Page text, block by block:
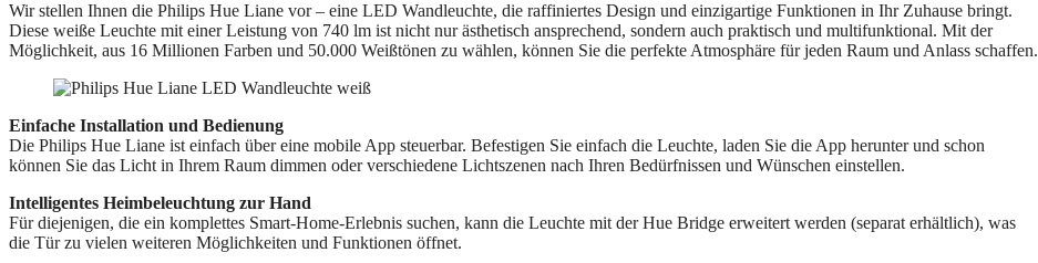
Wir stellen Ihnen die Philips Hue Liane vor – eine LED Wandleuchte, die raffiniertes Design und einzigartige Funktionen in Ihr Zuhause bringt.
Diese weiße Leuchte mit einer Leistung von 740 lm ist nicht nur ästhetisch ansprechend, sondern auch praktisch und multifunktional. Mit der
Möglichkeit, aus 16 Millionen Farben und 50.000 Weißtönen zu wählen, können Sie die perfekte Atmosphäre für jeden Raum und Anlass schaffen.
Einfache Installation und Bedienung
Die Philips Hue Liane ist einfach über eine mobile App steuerbar. Befestigen Sie einfach die Leuchte, laden Sie die App herunter und schon
können Sie das Licht in Ihrem Raum dimmen oder verschiedene Lichtszenen nach Ihren Bedürfnissen und Wünschen einstellen.
Intelligentes Heimbeleuchtung zur Hand
Für diejenigen, die ein komplettes Smart-Home-Erlebnis suchen, kann die Leuchte mit der Hue Bridge erweitert werden (separat erhältlich), was
die Tür zu vielen weiteren Möglichkeiten und Funktionen öffnet.